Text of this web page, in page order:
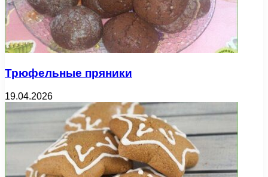
Трюфельные пряники
19.04.2026